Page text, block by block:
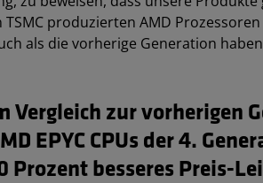
TSMC produzierten AMD
als die vorherige Generation
Vergleich zur vorherigen
EPYC CPUs der 4.
Prozent besseres Preis-